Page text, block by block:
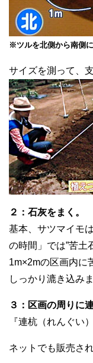
※ツルを北側から南側
サイズを測って、
２：石灰をまく。
基本、サツマイモ
の時間」では”苦土
1m×2mの区画内に
しっかり漉き込みま
３：区画の周りに
『連杭（れんぐい
ネットでも販売さ